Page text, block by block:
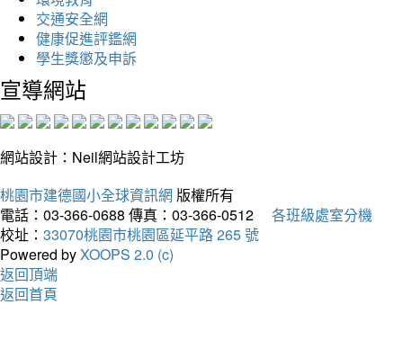
交通安全網
健康促進評鑑網
學生獎懲及申訴
宣導網站
網站設計：Neil網站設計工坊
桃園市建德國小全球資訊網 版權所有
電話：03-366-0688 傳真：03-366-0512
各班級處室分機
校址： 33070桃園市桃園區延平路 265 號
Powered byXOOPS 2.0 (c)
返回頂端
返回首頁